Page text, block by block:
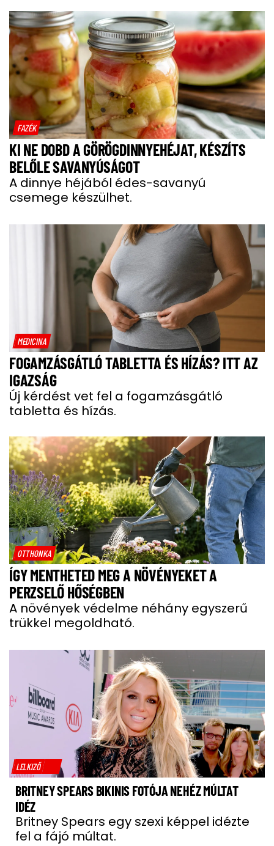
FAZÉK
KI NE DOBD A GÖRÖGDINNYEHÉJAT, KÉSZÍTS
BELŐLE SAVANYÚSÁGOT
A dinnye héjából édes-savanyú
csemege készülhet.
MEDICINA
FOGAMZÁSGÁTLÓ TABLETTA ÉS HÍZÁS? ITT AZ
IGAZSÁG
Új kérdést vet fel a fogamzásgátló
tabletta és hízás.
OTTHONKA
ÍGY MENTHETED MEG A NÖVÉNYEKET A
PERZSELŐ HŐSÉGBEN
A növények védelme néhány egyszerű
trükkel megoldható.
LELKIZŐ
BRITNEY SPEARS BIKINIS FOTÓJA NEHÉZ MÚLTAT
IDÉZ
Britney Spears egy szexi képpel idézte
fel a fájó múltat.